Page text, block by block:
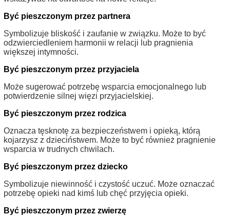
Być pieszczonym przez partnera
Symbolizuje bliskość i zaufanie w związku. Może to być
odzwierciedleniem harmonii w relacji lub pragnienia
większej intymności.
Być pieszczonym przez przyjaciela
Może sugerować potrzebę wsparcia emocjonalnego lub
potwierdzenie silnej więzi przyjacielskiej.
Być pieszczonym przez rodzica
Oznacza tęsknotę za bezpieczeństwem i opieką, którą
kojarzysz z dzieciństwem. Może to być również pragnienie
wsparcia w trudnych chwilach.
Być pieszczonym przez dziecko
Symbolizuje niewinność i czystość uczuć. Może oznaczać
potrzebę opieki nad kimś lub chęć przyjęcia opieki.
Być pieszczonym przez zwierzę